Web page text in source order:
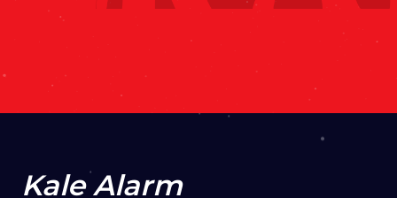
Unterstützung
UI/UX Design
WEBSEITE ANSEHEN
Kale Alarm